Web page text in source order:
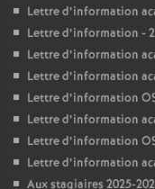
Lettre d’information
Lettre d’information -
Lettre d’information
Lettre d’information
Lettre d’information
Lettre d’information
Lettre d’information
Lettre d’information
Aux stagiaires 2025-